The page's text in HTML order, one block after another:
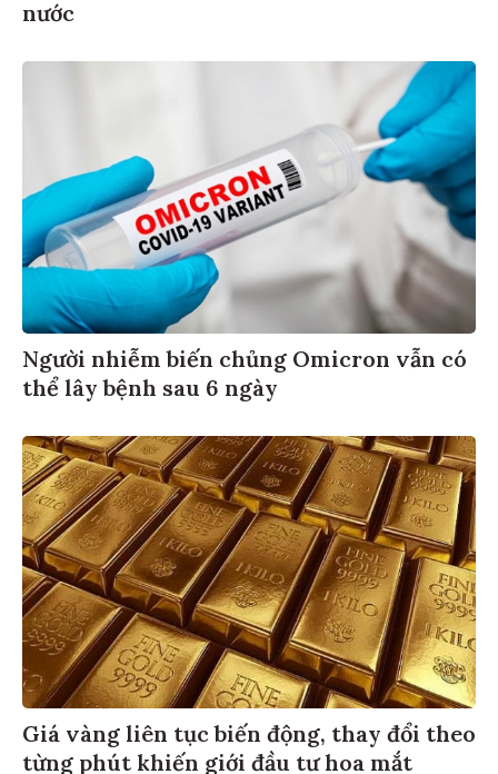
nước
Người nhiễm biến chủng Omicron vẫn có
thể lây bệnh sau 6 ngày
Giá vàng liên tục biến động, thay đổi theo
từng phút khiến giới đầu tư hoa mắt